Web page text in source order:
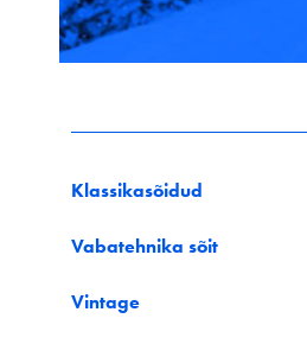
Klassikasõidud
Vabatehnika sõit
Vintage